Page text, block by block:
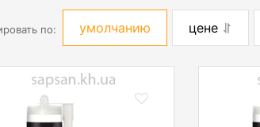
по: умолчанию цене